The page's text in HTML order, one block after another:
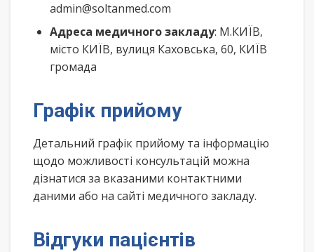
admin@soltanmed.com
Адреса медичного закладу: М.КИЇВ,
місто КИЇВ, вулиця Каховська, 60, КИЇВ
громада
Графік прийому
Детальний графік прийому та інформацію
щодо можливості консультацій можна
дізнатися за вказаними контактними
даними або на сайті медичного закладу.
Відгуки пацієнтів